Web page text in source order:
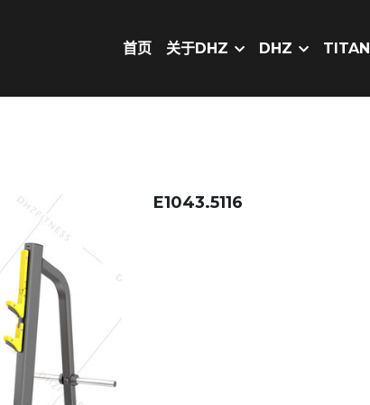
首页 关于DHZ DHZ TITAN
E1043.5116